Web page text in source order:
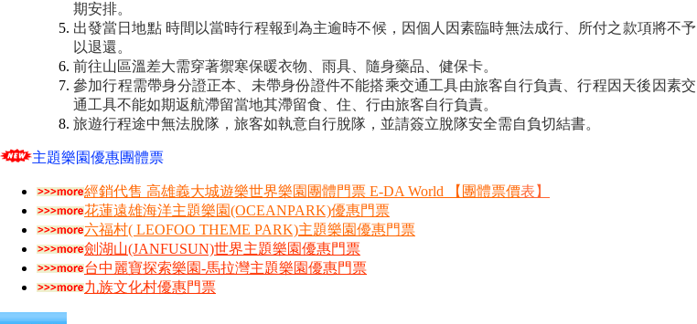
期安排。
出發當日地點 時間以當時行程報到為主逾時不候，因個人因素臨時無法成行、所付之款項將不予
以退還。
前往山區溫差大需穿著禦寒保暖衣物、雨具、隨身藥品、健保卡。
參加行程需帶身分證正本、未帶身份證件不能搭乘交通工具由旅客自行負責、行程因天後因素交
通工具不能如期返航滯留當地其滯留食、住、行由旅客自行負責。
旅遊行程途中無法脫隊，旅客如執意自行脫隊，並請簽立脫隊安全需自負切結書。
主題樂園優惠團體票
經銷代售 高雄義大城遊樂世界樂園團體門票 E-DA World 【團體票價表 】
花蓮遠雄海洋主題樂園(OCEANPARK)優惠門票
六福村( LEOFOO THEME PARK)主題樂園優惠門票
劍湖山(JANFUSUN)世界主題樂園優惠門票
台中麗寶探索樂園-馬拉灣主題樂園優惠門票
九族文化村優惠門票